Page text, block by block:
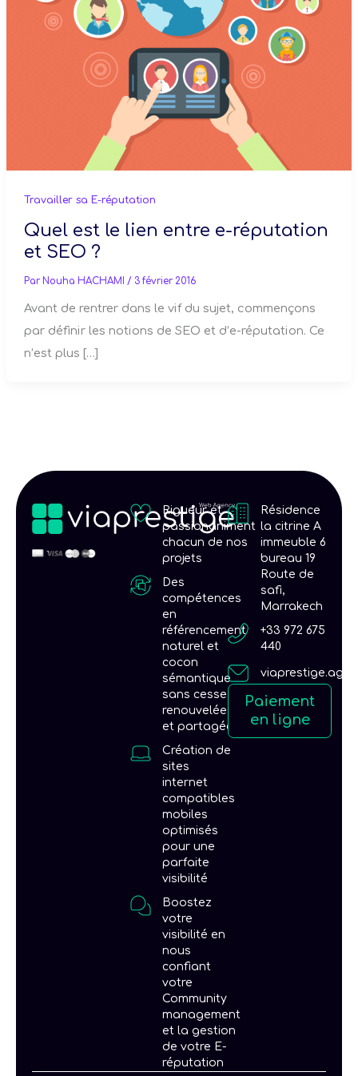
Travailler sa E-réputation
Quel est le lien entre e-réputation
et SEO ?
Par Nouha HACHAMI / 3 février 2016
Avant de rentrer dans le vif du sujet, commençons
par définir les notions de SEO et d’e-réputation. Ce
n’est plus […]
Rigueur et
passionaniment
chacun de nos
projets
Des
compétences
en
référencement
naturel et
cocon
sémantique
sans cesse
renouvelées
et partagées
Création de
sites
internet
compatibles
mobiles
optimisés
pour une
parfaite
visibilité
Boostez
votre
visibilité en
nous
confiant
votre
Community
management
et la gestion
de votre E-
réputation
Résidence
la citrine A
immeuble 6
bureau 19
Route de
safi,
Marrakech
+33 972 675
440
Paiement
en ligne